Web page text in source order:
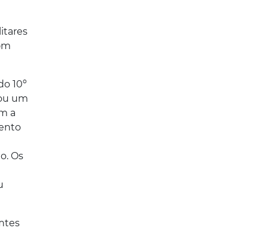
10º
um
a
Os